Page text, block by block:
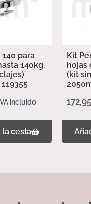
para
140kg.
IVA incluido
la cesta
Kit
hojas
(kit
172,95